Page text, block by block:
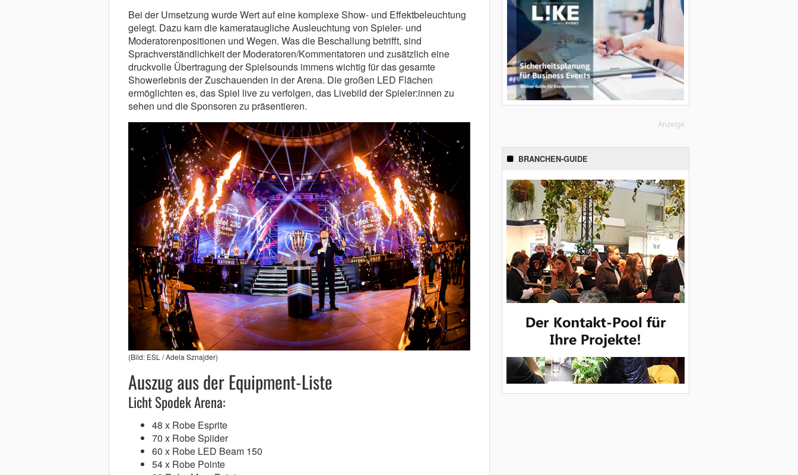
Bei der Umsetzung wurde Wert auf eine komplexe Show- und Effektbeleuchtung
gelegt. Dazu kam die kamerataugliche Ausleuchtung von Spieler- und
Moderatorenpositionen und Wegen. Was die Beschallung betrifft, sind
Sprachverständlichkeit der Moderatoren/Kommentatoren und zusätzlich eine
druckvolle Übertragung der Spielsounds immens wichtig für das gesamte
Showerlebnis der Zuschauenden in der Arena. Die großen LED Flächen
ermöglichten es, das Spiel live zu verfolgen, das Livebild der Spieler:innen zu
sehen und die Sponsoren zu präsentieren.
(Bild: ESL / Adela Sznajder)
Auszug aus der Equipment-Liste
Licht Spodek Arena:
48 x Robe Esprite
70 x Robe Spiider
60 x Robe LED Beam 150
54 x Robe Pointe
Anzeige
BRANCHEN-GUIDE